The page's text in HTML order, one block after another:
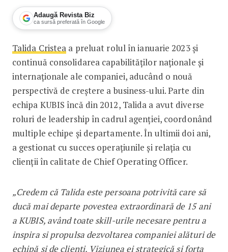
Adaugă Revista Biz
ca sursă preferată în Google
Talida Cristea preia conducerea
Talida Cristea a preluat rolul în ianuarie 2023 și
continuă consolidarea capabilităților naționale și
internaționale ale companiei, aducând o nouă
perspectivă de creștere a business-ului. Parte din
echipa KUBIS încă din 2012, Talida a avut diverse
roluri de leadership în cadrul agenției, coordonând
multiple echipe și departamente. În ultimii doi ani,
a gestionat cu succes operațiunile și relația cu
clienții în calitate de Chief Operating Officer.
„Credem că Talida este persoana potrivită care să
ducă mai departe povestea extraordinară de 15 ani
a KUBIS, având toate skill-urile necesare pentru a
inspira si propulsa dezvoltarea companiei alături de
echipă și de clienți. Viziunea ei strategică și forța